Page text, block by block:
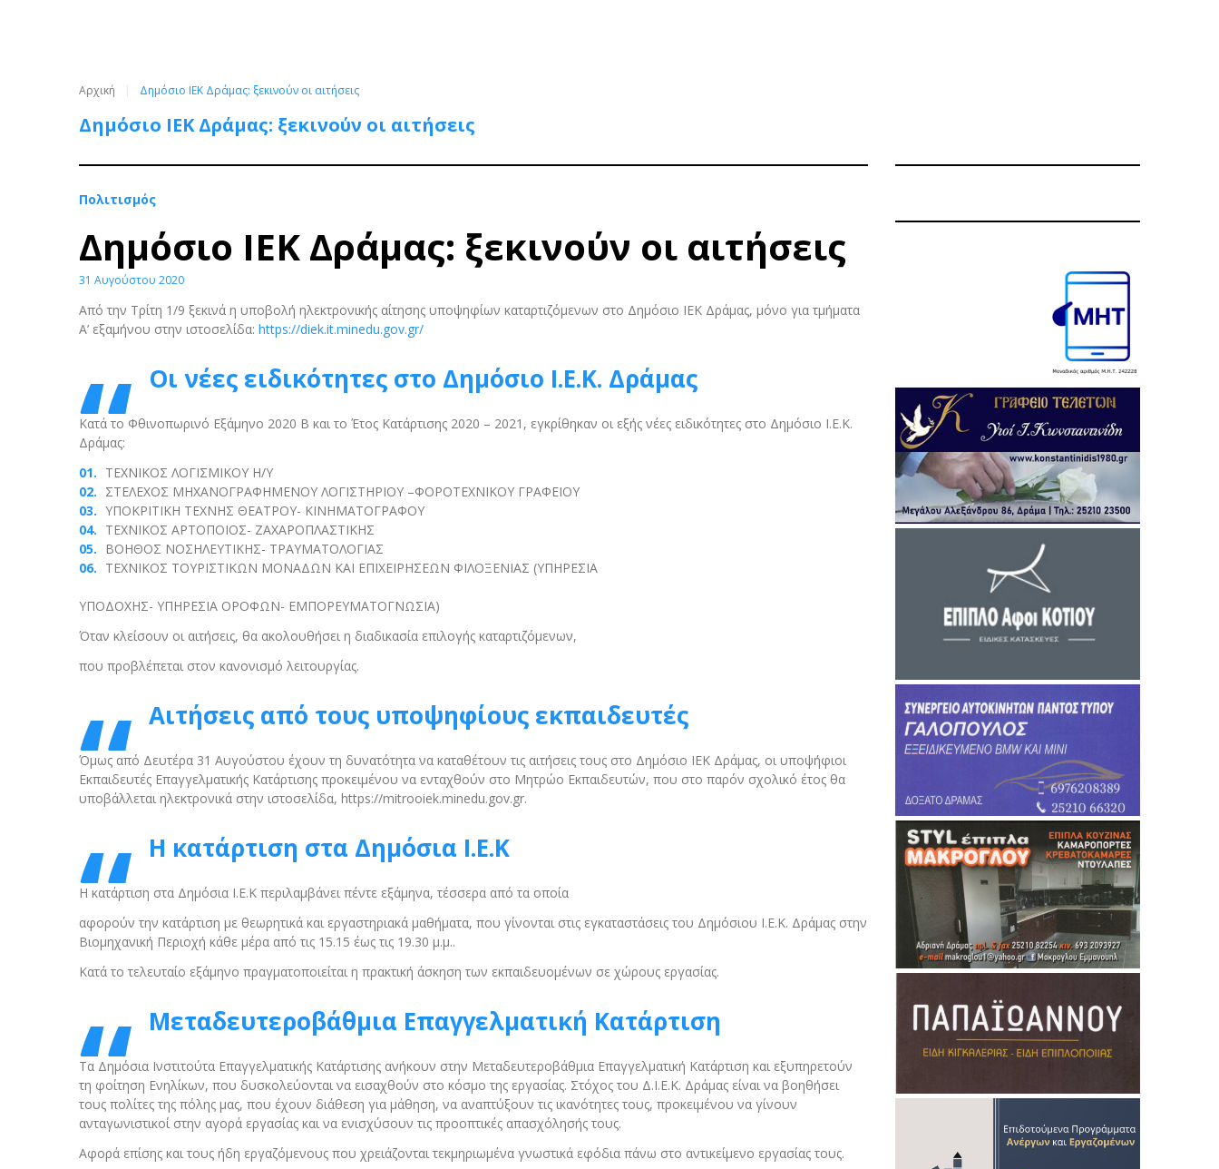
Αρχική Δημόσιο ΙΕΚ Δράμας: ξεκινούν οι αιτήσεις
Δημόσιο ΙΕΚ Δράμας: ξεκινούν οι αιτήσεις
Πολιτισμός
Δημόσιο ΙΕΚ Δράμας: ξεκινούν οι αιτήσεις
31 Αυγούστου 2020
Από την Τρίτη 1/9 ξεκινά η υποβολή ηλεκτρονικής αίτησης υποψηφίων καταρτιζόμενων στο Δημόσιο ΙΕΚ Δράμας, μόνο για τμήματα
Α’ εξαμήνου στην ιστοσελίδα: https://diek.it.minedu.gov.gr/
Οι νέες ειδικότητες στο Δημόσιο Ι.Ε.Κ. Δράμας
Κατά το Φθινοπωρινό Εξάμηνο 2020 Β και το Έτος Κατάρτισης 2020 – 2021, εγκρίθηκαν οι εξής νέες ειδικότητες στο Δημόσιο Ι.Ε.Κ.
Δράμας:
ΤΕΧΝΙΚΟΣ ΛΟΓΙΣΜΙΚΟΥ Η/Υ
ΣΤΕΛΕΧΟΣ ΜΗΧΑΝΟΓΡΑΦΗΜΕΝΟΥ ΛΟΓΙΣΤΗΡΙΟΥ –ΦΟΡΟΤΕΧΝΙΚΟΥ ΓΡΑΦΕΙΟΥ
ΥΠΟΚΡΙΤΙΚΗ ΤΕΧΝΗΣ ΘΕΑΤΡΟΥ- ΚΙΝΗΜΑΤΟΓΡΑΦΟΥ
ΤΕΧΝΙΚΟΣ ΑΡΤΟΠΟΙΟΣ- ΖΑΧΑΡΟΠΛΑΣΤΙΚΗΣ
ΒΟΗΘΟΣ ΝΟΣΗΛΕΥΤΙΚΗΣ- ΤΡΑΥΜΑΤΟΛΟΓΙΑΣ
ΤΕΧΝΙΚΟΣ ΤΟΥΡΙΣΤΙΚΩΝ ΜΟΝΑΔΩΝ ΚΑΙ ΕΠΙΧΕΙΡΗΣΕΩΝ ΦΙΛΟΞΕΝΙΑΣ (ΥΠΗΡΕΣΙΑ
ΥΠΟΔΟΧΗΣ- ΥΠΗΡΕΣΙΑ ΟΡΟΦΩΝ- ΕΜΠΟΡΕΥΜΑΤΟΓΝΩΣΙΑ)
Όταν κλείσουν οι αιτήσεις, θα ακολουθήσει η διαδικασία επιλογής καταρτιζόμενων,
που προβλέπεται στον κανονισμό λειτουργίας.
Αιτήσεις από τους υποψηφίους εκπαιδευτές
Όμως από Δευτέρα 31 Αυγούστου έχουν τη δυνατότητα να καταθέτουν τις αιτήσεις τους στο Δημόσιο ΙΕΚ Δράμας, οι υποψήφιοι
Εκπαιδευτές Επαγγελματικής Κατάρτισης προκειμένου να ενταχθούν στο Μητρώο Εκπαιδευτών, που στο παρόν σχολικό έτος θα
υποβάλλεται ηλεκτρονικά στην ιστοσελίδα, https://mitrooiek.minedu.gov.gr.
Η κατάρτιση στα Δημόσια Ι.Ε.Κ
Η κατάρτιση στα Δημόσια Ι.Ε.Κ περιλαμβάνει πέντε εξάμηνα, τέσσερα από τα οποία
αφορούν την κατάρτιση με θεωρητικά και εργαστηριακά μαθήματα, που γίνονται στις εγκαταστάσεις του Δημόσιου Ι.Ε.Κ. Δράμας στην
Βιομηχανική Περιοχή κάθε μέρα από τις 15.15 έως τις 19.30 μ.μ..
Κατά το τελευταίο εξάμηνο πραγματοποιείται η πρακτική άσκηση των εκπαιδευομένων σε χώρους εργασίας.
Μεταδευτεροβάθμια Επαγγελματική Κατάρτιση
Τα Δημόσια Ινστιτούτα Επαγγελματικής Κατάρτισης ανήκουν στην Μεταδευτεροβάθμια Επαγγελματική Κατάρτιση και εξυπηρετούν
τη φοίτηση Ενηλίκων, που δυσκολεύονται να εισαχθούν στο κόσμο της εργασίας. Στόχος του Δ.Ι.Ε.Κ. Δράμας είναι να βοηθήσει
τους πολίτες της πόλης μας, που έχουν διάθεση για μάθηση, να αναπτύξουν τις ικανότητες τους, προκειμένου να γίνουν
ανταγωνιστικοί στην αγορά εργασίας και να ενισχύσουν τις προοπτικές απασχόλησής τους.
Αφορά επίσης και τους ήδη εργαζόμενους που χρειάζονται τεκμηριωμένα γνωστικά εφόδια πάνω στο αντικείμενο εργασίας τους.